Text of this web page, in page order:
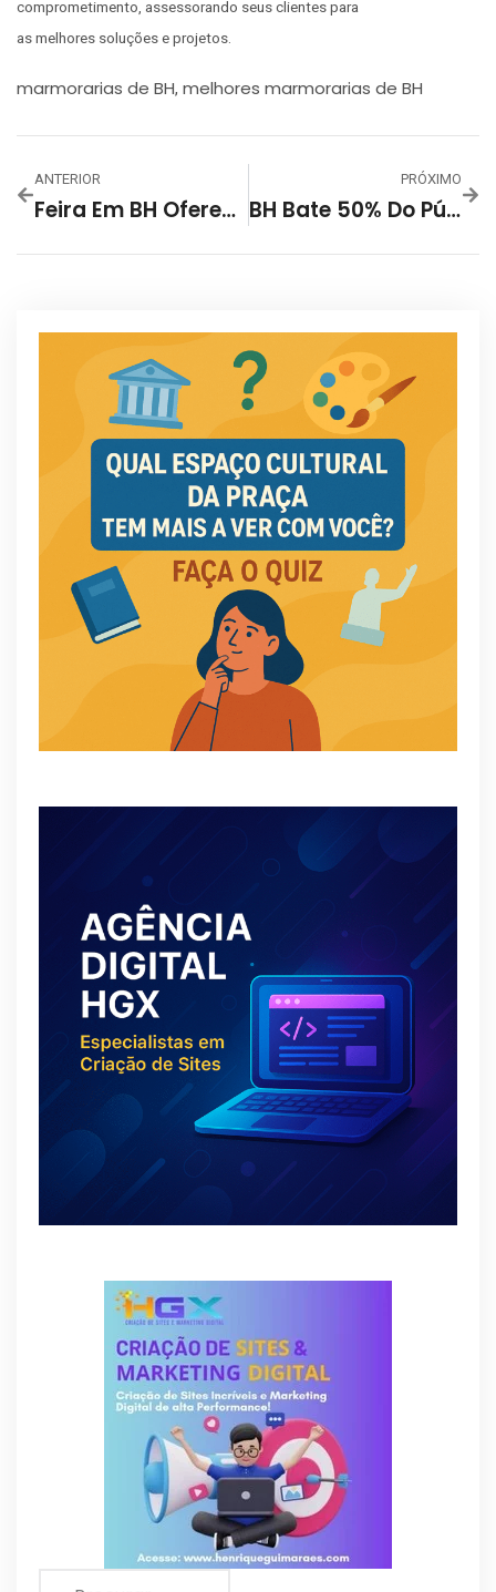
comprometimento, assessorando seus clientes para
as melhores soluções e projetos.
marmorarias de BH, melhores marmorarias de BH
ANTERIOR
Feira Em BH Oferece Mais Oportunidades, Com Aporte Mínimo De R$ 1 Mil
PRÓXIMO
BH Bate 50% Do Público-Alvo Com 1ª Dose